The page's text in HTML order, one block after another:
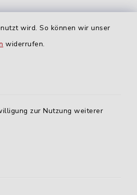
wird. So können wir unser
widerrufen.
zur Nutzung weiterer
Uhr